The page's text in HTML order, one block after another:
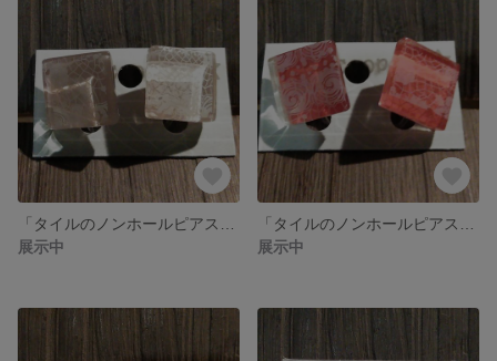
展示中
展示中